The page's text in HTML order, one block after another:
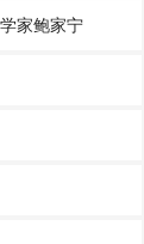
家鲍家宁